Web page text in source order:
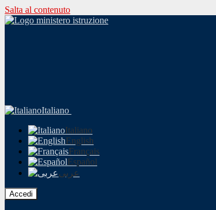
Salta al contenuto
Italiano
Italiano
English
Français
Español
عربى
Accedi